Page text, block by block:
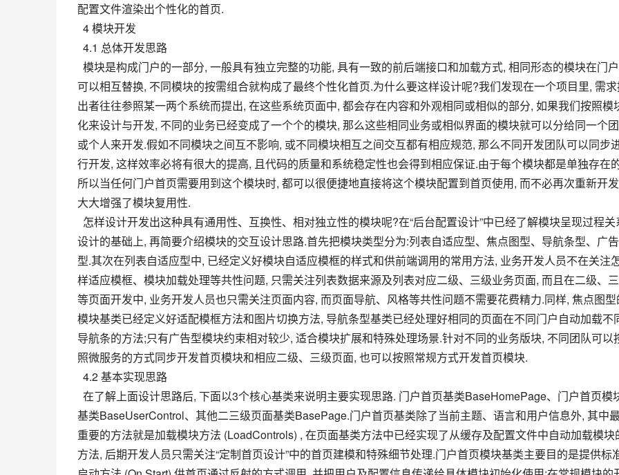
配置文件渲染出个性化的首页.
  4 模块开发
  4.1 总体开发思路
可以相互替换, 不同模块的按需组合就构成了最终个性化首页.为什么要这样设计呢?我们发现在一个项目里, 需
出者往往参照某一两个系统而提出, 在这些系统页面中, 都会存在内容和外观相同或相似的部分, 如果我们按照模
化来设计与开发, 不同的业务已经变成了一个个的模块, 那么这些相同业务或相似界面的模块就可以分给同一个
或个人来开发.假如不同模块之间互不影响, 或不同模块相互之间交互都有相应规范, 那么不同开发团队可以同步
行开发, 这样效率必将有很大的提高, 且代码的质量和系统稳定性也会得到相应保证.由于每个模块都是单独存在
所以当任何门户首页需要用到这个模块时, 都可以很便捷地直接将这个模块配置到首页使用, 而不必再次重新开
大大增强了模块复用性.
设计的基础上, 再简要介绍模块的交互设计思路.首先把模块类型分为:列表自适应型、焦点图型、导航条型、广告
型.其次在列表自适应型中, 已经定义好模块自适应模框的样式和供前端调用的常用方法, 业务开发人员不在关注
样适应模框、模块加载处理等共性问题, 只需关注列表数据来源及列表对应二级、三级业务页面, 而且在二级、
等页面开发中, 业务开发人员也只需关注页面内容, 而页面导航、风格等共性问题不需要花费精力.同样, 焦点图型
模块基类已经定义好适配模框方法和图片切换方法, 导航条型基类已经处理好相同的页面在不同门户自动加载不
导航条的方法;只有广告型模块约束相对较少, 适合模块扩展和特殊处理场景.针对不同的业务版块, 不同团队可以
照微服务的方式同步开发首页模块和相应二级、三级页面, 也可以按照常规方式开发首页模块.
  4.2 基本实现思路
基类BaseUserControl、其他二三级页面基类BasePage.门户首页基类除了当前主题、语言和用户信息外, 其中
重要的方法就是加载模块方法 (LoadControls) , 在页面基类方法中已经实现了从缓存及配置文件中自动加载模块
方法, 后期开发人员只需关注“定制首页设计”中的首页建模和特殊细节处理.门户首页模块基类主要目的是提供标